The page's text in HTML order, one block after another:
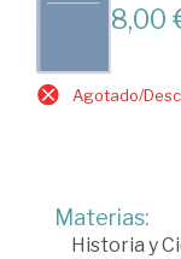
8,00
Agotado/
Materias:
Historia y